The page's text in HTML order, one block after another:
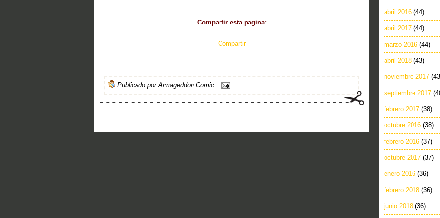
Compartir esta pagina:
Compartir
Publicado porArmageddon Comic
abril 2016 (44)
abril 2017 (44)
marzo 2016 (44)
abril 2018 (43)
noviembre 2017
septiembre 2017
febrero 2017 (38)
octubre 2016 (38)
febrero 2016 (37)
octubre 2017 (37)
enero 2016 (36)
febrero 2018 (36)
junio 2018 (36)